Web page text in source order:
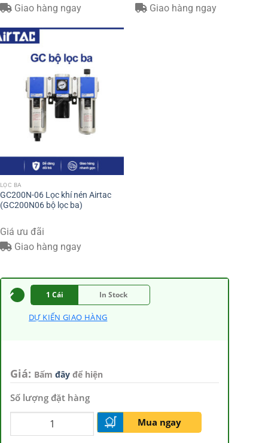
Giao hàng ngay
Giao hàng ngay
LỌC BA
GC200N-06 Lọc khí nén Airtac
(GC200N06 bộ lọc ba)
Giá ưu đãi
Giao hàng ngay
1 Cái In Stock
DỰ KIẾN GIAO HÀNG
Giá: Bấm đây để hiện
Số lượng đặt hàng
Mua ngay